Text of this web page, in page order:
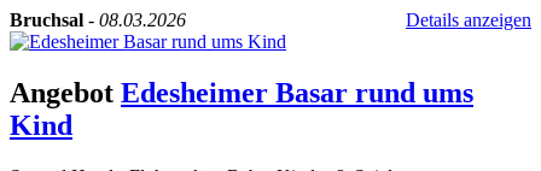
Bruchsal - 08.03.2026 Details anzeigen
Angebot Edesheimer Basar rund ums
Kind